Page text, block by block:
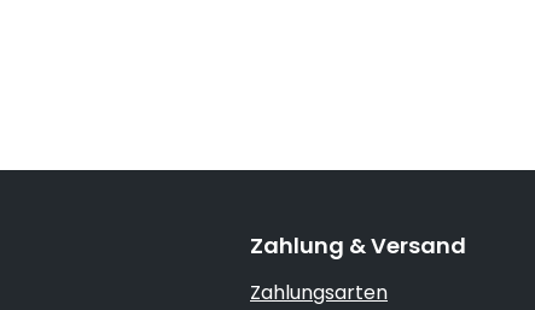
Zahlung & Versand
Zahlungsarten